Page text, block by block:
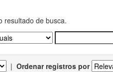
resultado de busca.
| Ordenar registros por